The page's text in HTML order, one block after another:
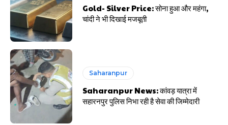
Gold- Silver Price: सोना हुआ और महंगा,
चांदी ने भी दिखाई मजबूती
Saharanpur
Saharanpur News: कांवड़ यात्रा में
सहारनपुर पुलिस निभा रही है सेवा की जिम्मेदारी